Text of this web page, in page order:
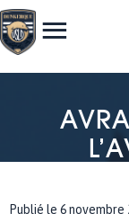
Publié le 6 novembre